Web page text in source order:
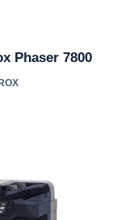
Phaser 7800